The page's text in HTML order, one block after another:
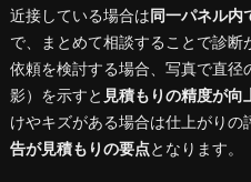
近接している場合は同一パネル内
で、まとめて相談することで診
依頼を検討する場合、写真で直
影）を示すと 見積もりの精度が向
けやキズがある場合は仕上がりの
告が見積もりの要点となります。